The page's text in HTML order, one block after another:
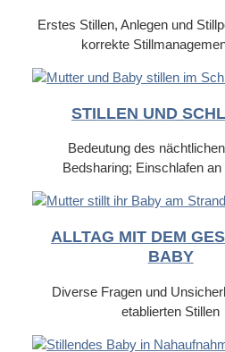
Erstes Stillen, Anlegen und
korrekte
STILLEN UND
Bedeutung des
Bedsharing; Einschlafen
ALLTAG MIT DEM
BABY
Diverse Fragen und
etablierten Stillen